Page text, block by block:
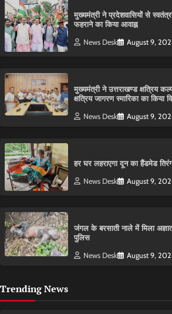
मुख्यमंत्री ने प्रदेशवासियों से
फहराने का किया आवाह्न
News Desk August 9,
मुख्यमंत्री ने उत्तराखण्ड क्षत्रिय
क्षत्रिय जागरण स्मारिका का किया
News Desk August 9,
हर घर लहराएगा दून का हैंडमेड
News Desk August 9,
​जंगल के बरसाती नाले में मिला
पुलिस
News Desk August 9,
Trending News